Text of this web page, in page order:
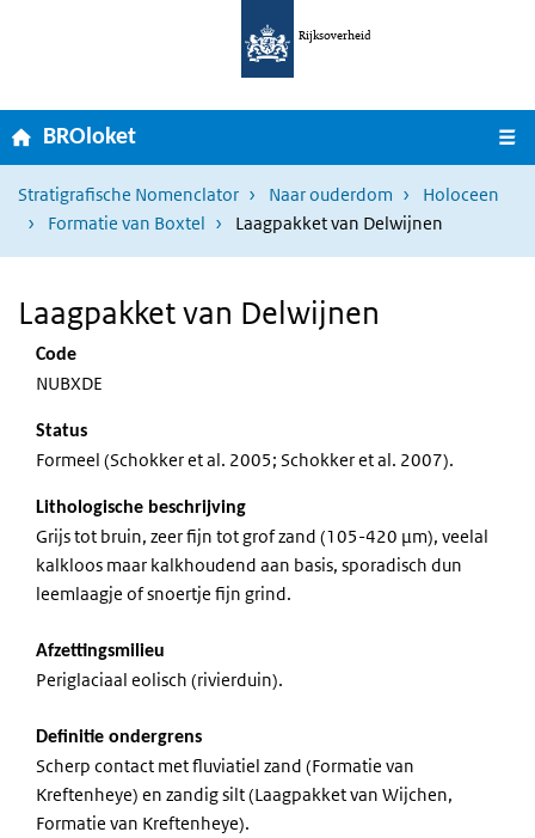
Overslaan en naar de inhoud gaan
Rijksoverheid
Home
BROloket
Stratigrafische Nomenclator Naar ouderdom
Holoceen
Formatie van Boxtel
Laagpakket van Delwijnen
Laagpakket van Delwijnen
Code
NUBXDE
Status
Formeel (Schokker et al. 2005; Schokker et al. 2007).
Lithologische beschrijving
Grijs tot bruin, zeer fijn tot grof zand (105-420 µm), veelal
kalkloos maar kalkhoudend aan basis, sporadisch dun
leemlaagje of snoertje fijn grind.
Afzettingsmilieu
Periglaciaal eolisch (rivierduin).
Definitie ondergrens
Scherp contact met fluviatiel zand (Formatie van
Kreftenheye) en zandig silt (Laagpakket van Wijchen,
Formatie van Kreftenheye).